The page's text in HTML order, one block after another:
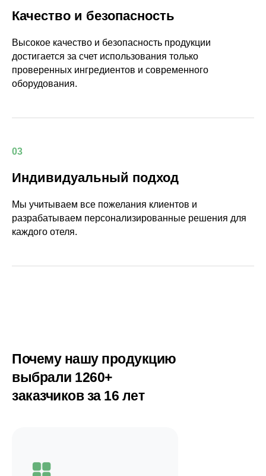
Качество и безопасность
Высокое качество и безопасность продукции
достигается за счет использования только
проверенных ингредиентов и современного
оборудования.
03
Индивидуальный подход
Мы учитываем все пожелания клиентов и
разрабатываем персонализированные решения для
каждого отеля.
Почему нашу продукцию
выбрали 1260+
заказчиков за 16 лет